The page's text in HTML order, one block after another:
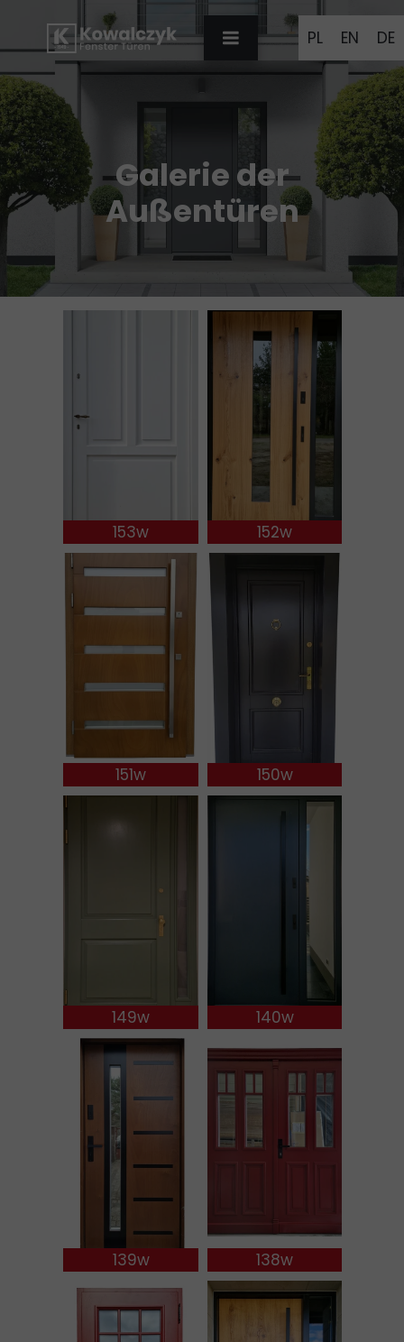
PL EN DE
153w 152w
151w 150w
149w 140w
139w 138w
Galerie der
Außentüren